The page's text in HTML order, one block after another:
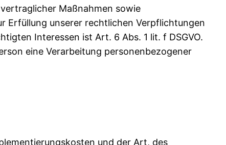
Maßnahmen sowie
Erfüllung unserer rechtlichen Verpflichtungen
Interessen ist Art. 6 Abs. 1 lit. f DSGVO.
eine Verarbeitung personenbezogener
und der Art, des